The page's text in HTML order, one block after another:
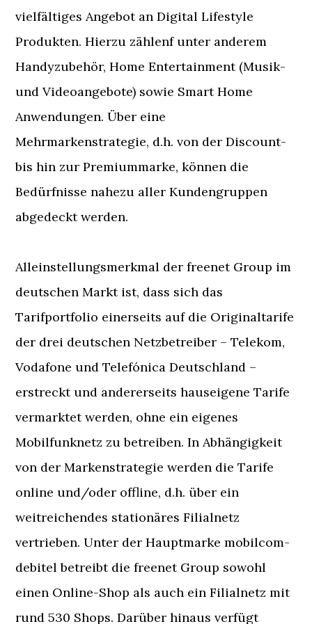
vielfältiges Angebot an Digital Lifestyle
Produkten. Hierzu zählenf unter anderem
Handyzubehör, Home Entertainment (Musik-
und Videoangebote) sowie Smart Home
Anwendungen. Über eine
Mehrmarkenstrategie, d.h. von der Discount-
bis hin zur Premiummarke, können die
Bedürfnisse nahezu aller Kundengruppen
abgedeckt werden.
Alleinstellungsmerkmal der freenet Group im
deutschen Markt ist, dass sich das
Tarifportfolio einerseits auf die Originaltarife
der drei deutschen Netzbetreiber – Telekom,
Vodafone und Telefónica Deutschland –
erstreckt und andererseits hauseigene Tarife
vermarktet werden, ohne ein eigenes
Mobilfunknetz zu betreiben. In Abhängigkeit
von der Markenstrategie werden die Tarife
online und/oder offline, d.h. über ein
weitreichendes stationäres Filialnetz
vertrieben. Unter der Hauptmarke mobilcom-
debitel betreibt die freenet Group sowohl
einen Online-Shop als auch ein Filialnetz mit
rund 530 Shops. Darüber hinaus verfügt